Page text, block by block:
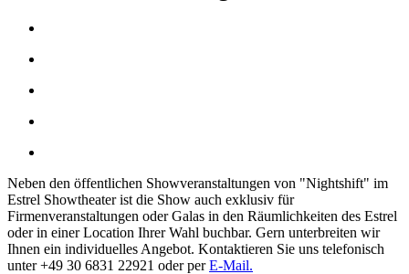
Neben den öffentlichen Showveranstaltungen von "Nightshift" im
Estrel Showtheater ist die Show auch exklusiv für
Firmenveranstaltungen oder Galas in den Räumlichkeiten des Estrel
oder in einer Location Ihrer Wahl buchbar. Gern unterbreiten wir
Ihnen ein individuelles Angebot. Kontaktieren Sie uns telefonisch
unter +49 30 6831 22921 oder perE-Mail.